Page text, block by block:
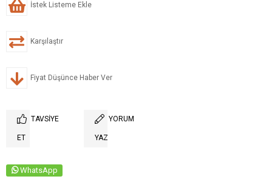
İstek Listeme Ekle
Karşılaştır
Fiyat Düşünce Haber Ver
TAVSIYE
ET
YORUM
YAZ
WhatsApp